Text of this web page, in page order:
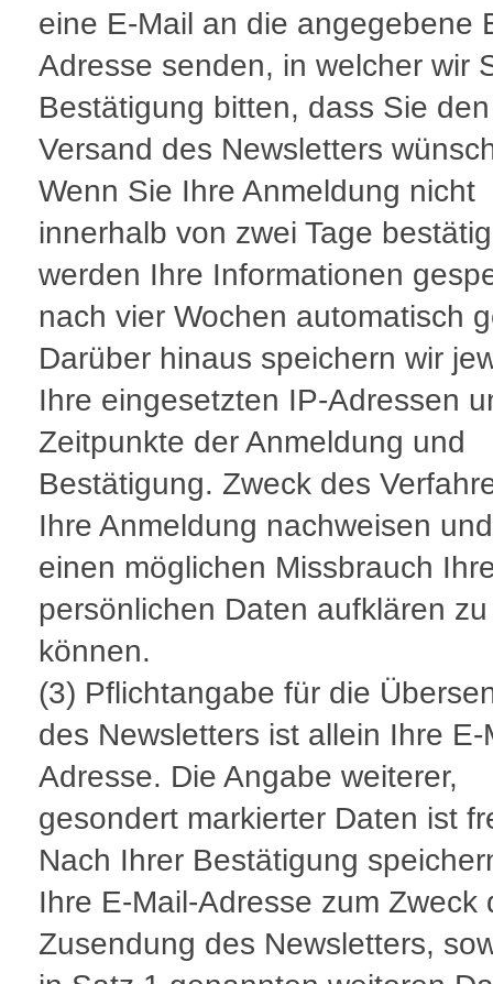
eine E-Mail an die angegebene
Adresse senden, in welcher wir
Bestätigung bitten, dass Sie den
Versand des Newsletters
Wenn Sie Ihre Anmeldung nicht
innerhalb von zwei Tage
werden Ihre Informationen
nach vier Wochen automatisch
Darüber hinaus speichern wir
Ihre eingesetzten IP-Adressen
Zeitpunkte der Anmeldung und
Bestätigung. Zweck des
Ihre Anmeldung nachweisen
einen möglichen Missbrauch
persönlichen Daten aufklären zu
können.
(3) Pflichtangabe für die
des Newsletters ist allein Ihre E-
Adresse. Die Angabe weiterer,
gesondert markierter Daten ist
Nach Ihrer Bestätigung
Ihre E-Mail-Adresse zum Zweck
Zusendung des Newsletters,